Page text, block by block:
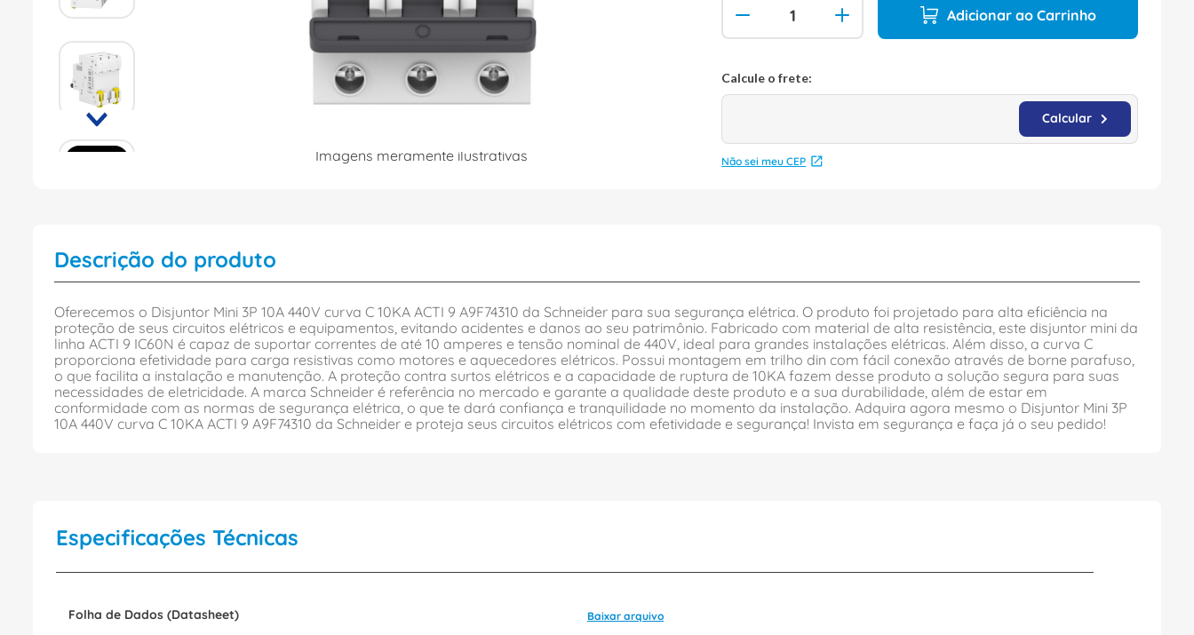
Imagens meramente ilustrativas
Adicionar ao Carrinho
Não sei meu CEP
Descrição do produto
Oferecemos o Disjuntor Mini 3P 10A 440V curva C 10KA ACTI 9 A9F74310 da Schneider para sua segurança elétrica. O produto foi projetado para alta eficiência na
proteção de seus circuitos elétricos e equipamentos, evitando acidentes e danos ao seu patrimônio. Fabricado com material de alta resistência, este disjuntor mini da
linha ACTI 9 IC60N é capaz de suportar correntes de até 10 amperes e tensão nominal de 440V, ideal para grandes instalações elétricas. Além disso, a curva C
proporciona efetividade para carga resistivas como motores e aquecedores elétricos. Possui montagem em trilho din com fácil conexão através de borne parafuso,
o que facilita a instalação e manutenção. A proteção contra surtos elétricos e a capacidade de ruptura de 10KA fazem desse produto a solução segura para suas
necessidades de eletricidade. A marca Schneider é referência no mercado e garante a qualidade deste produto e a sua durabilidade, além de estar em
conformidade com as normas de segurança elétrica, o que te dará confiança e tranquilidade no momento da instalação. Adquira agora mesmo o Disjuntor Mini 3P
10A 440V curva C 10KA ACTI 9 A9F74310 da Schneider e proteja seus circuitos elétricos com efetividade e segurança! Invista em segurança e faça já o seu pedido!
Especificações Técnicas
Folha de Dados (Datasheet) Baixar arquivo